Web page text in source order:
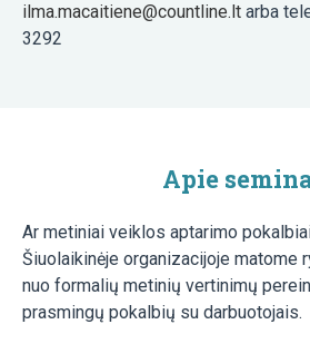
ilma.macaitiene@countline.lt arba
3292
Apie
Ar metiniai veiklos aptarimo
Šiuolaikinėje organizacijoje matome
nuo formalių metinių vertinimų
prasmingų pokalbių su darbuotojais.